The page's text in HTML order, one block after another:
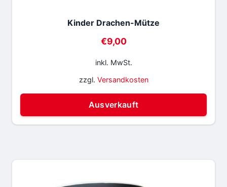
Kinder Drachen-Mütze
€9,00
inkl. MwSt.
zzgl. Versandkosten
Ausverkauft